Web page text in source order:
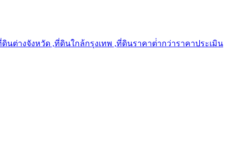
ต่างจังหวัด ,ที่ดินใกล้กรุงเทพ ,ที่ดินราคาต่ํากว่าราคาประเมิน